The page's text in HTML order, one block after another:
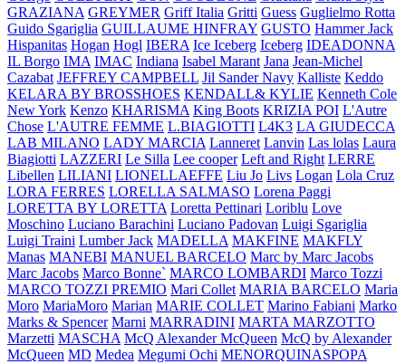
GRAZIANA GREYMER Griff Italia Gritti Guess Guglielmo Rotta
Guido Sgariglia GUILLAUME HINFRAY GUSTO Hammer Jack
Hispanitas Hogan Hogl IBERA Ice Iceberg Iceberg IDEADONNA
IL Borgo IMA IMAC Indiana Isabel Marant Jana Jean-Michel
Cazabat JEFFREY CAMPBELL Jil Sander Navy Kalliste Keddo
KELARA BY BROSSHOES KENDALL& KYLIE Kenneth Cole
New York Kenzo KHARISMA King Boots KRIZIA POI L'Autre
Chose L'AUTRE FEMME L.BIAGIOTTI L4K3 LA GIUDECCA
LAB MILANO LADY MARCIA Lanneret Lanvin Las lolas Laura
Biagiotti LAZZERI Le Silla Lee cooper Left and Right LERRE
Libellen LILIANI LIONELLAEFFE Liu Jo Livs Logan Lola Cruz
LORA FERRES LORELLA SALMASO Lorena Paggi
LORETTA BY LORETTA Loretta Pettinari Loriblu Love
Moschino Luciano Barachini Luciano Padovan Luigi Sgariglia
Luigi Traini Lumber Jack MADELLA MAKFINE MAKFLY
Manas MANEBI MANUEL BARCELO Marc by Marc Jacobs
Marc Jacobs Marco Bonne` MARCO LOMBARDI Marco Tozzi
MARCO TOZZI PREMIO Mari Collet MARIA BARCELO Maria
Moro MariaMoro Marian MARIE COLLET Marino Fabiani Marko
Marks & Spencer Marni MARRADINI MARTA MARZOTTO
Marzetti MASCHA McQ Alexander McQueen McQ by Alexander
McQueen MD Medea Megumi Ochi MENORQUINASPOPA